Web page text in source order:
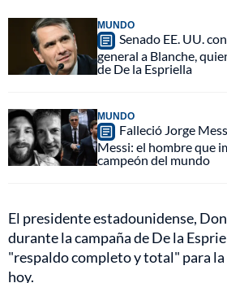
MUNDO
Senado EE. UU.
general a Blanche,
de De la Espriella
MUNDO
Falleció Jorge
Messi: el hombre que
campeón del mundo
El presidente estadounidense,
durante la campaña de De la
"respaldo completo y total" para
hoy.